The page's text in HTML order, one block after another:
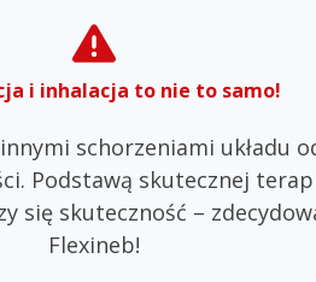
i inhalacja to nie to samo!
schorzeniami układu
Podstawą skutecznej
się skuteczność –
Flexineb!